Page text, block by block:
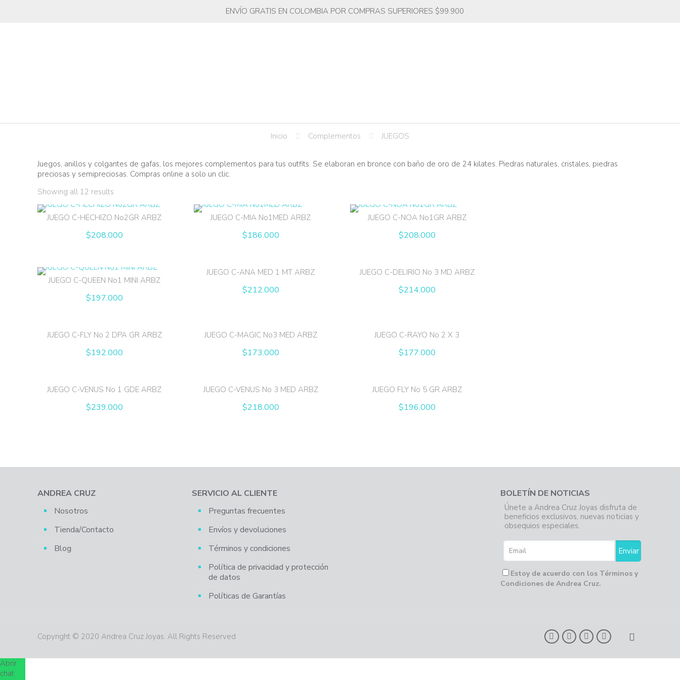
ENVÍO GRATIS EN COLOMBIA POR COMPRAS SUPERIORES $99.900
Inicio Complementos JUEGOS
Juegos, anillos y colgantes de gafas, los mejores complementos para tus outfits. Se elaboran en bronce con baño de oro de 24 kilates. Piedras naturales, cristales, piedras
preciosas y semipreciosas. Compras online a solo un clic.
Showing all 12 results
JUEGO C-HECHIZO No2GR ARBZ
$208.000
JUEGO C-MIA No1MED ARBZ
$186.000
JUEGO C-NOA No1GR ARBZ
$208.000
JUEGO C-QUEEN No1 MINI ARBZ
$197.000
JUEGO C-ANA MED 1 MT ARBZ
$212.000
JUEGO C-DELIRIO No 3 MD ARBZ
$214.000
JUEGO C-FLY No 2 DPA GR ARBZ
$192.000
JUEGO C-MAGIC No3 MED ARBZ
$173.000
JUEGO C-RAYO No 2 X 3
$177.000
JUEGO C-VENUS No 1 GDE ARBZ
$239.000
JUEGO C-VENUS No 3 MED ARBZ
$218.000
JUEGO FLY No 5 GR ARBZ
$196.000
ANDREA CRUZ
Nosotros
Tienda/Contacto
Blog
SERVICIO AL CLIENTE
Preguntas frecuentes
Envíos y devoluciones
Términos y condiciones
Política de privacidad y protección
de datos
Políticas de Garantías
BOLETÍN DE NOTICIAS
Únete a Andrea Cruz Joyas disfruta de
beneficios exclusivos, nuevas noticias y
obsequios especiales.
Estoy de acuerdo con los Términos y
Condiciones de Andrea Cruz.
Copyright © 2020 Andrea Cruz Joyas. All Rights Reserved
Abrir
chat